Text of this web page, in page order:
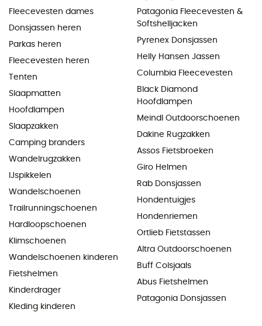
Fleecevesten dames
Donsjassen heren
Parkas heren
Fleecevesten heren
Tenten
Slaapmatten
Hoofdlampen
Slaapzakken
Camping branders
Wandelrugzakken
IJspikkelen
Wandelschoenen
Trailrunningschoenen
Hardloopschoenen
Klimschoenen
Wandelschoenen kinderen
Fietshelmen
Kinderdrager
Kleding kinderen
Patagonia Fleecevesten &
Softshelljacken
Pyrenex Donsjassen
Helly Hansen Jassen
Columbia Fleecevesten
Black Diamond
Hoofdlampen
Meindl Outdoorschoenen
Dakine Rugzakken
Assos Fietsbroeken
Giro Helmen
Rab Donsjassen
Hondentuigjes
Hondenriemen
Ortlieb Fietstassen
Altra Outdoorschoenen
Buff Colsjaals
Abus Fietshelmen
Patagonia Donsjassen